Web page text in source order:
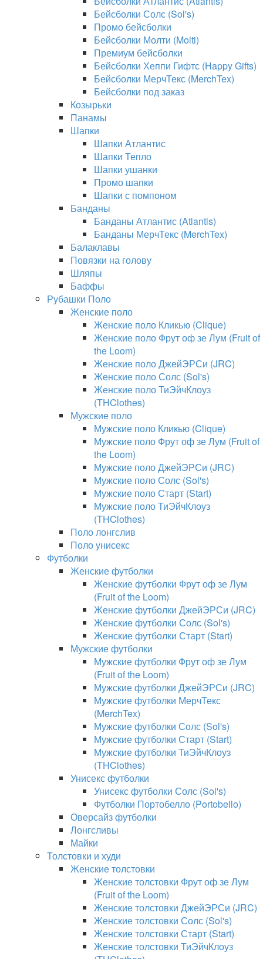
Бейсболки Солс (Sol's)
Промо бейсболки
Бейсболки Молти (Molti)
Премиум бейсболки
Бейсболки Хеппи Гифтс (Happy Gifts)
Бейсболки МерчТекс (MerchTex)
Бейсболки под заказ
Козырьки
Панамы
Шапки
Шапки Атлантис
Шапки Тепло
Шапки ушанки
Промо шапки
Шапки с помпоном
Банданы
Банданы Атлантис (Atlantis)
Банданы МерчТекс (MerchTex)
Балаклавы
Повязки на голову
Шляпы
Баффы
Рубашки Поло
Женские поло
Женские поло Кликью (Clique)
Женские поло Фрут оф зе Лум (Fruit of
the Loom)
Женские поло ДжейЭРСи (JRC)
Женские поло Солс (Sol's)
Женские поло ТиЭйчКлоуз
(THClothes)
Мужские поло
Мужские поло Кликью (Clique)
Мужские поло Фрут оф зе Лум (Fruit of
the Loom)
Мужские поло ДжейЭРСи (JRC)
Мужские поло Солс (Sol's)
Мужские поло Старт (Start)
Мужские поло ТиЭйчКлоуз
(THClothes)
Поло лонгслив
Поло унисекс
Футболки
Женские футболки
Женские футболки Фрут оф зе Лум
(Fruit of the Loom)
Женские футболки ДжейЭРСи (JRC)
Женские футболки Солс (Sol's)
Женские футболки Старт (Start)
Мужские футболки
Мужские футболки Фрут оф зе Лум
(Fruit of the Loom)
Мужские футболки ДжейЭРСи (JRC)
Мужские футболки МерчТекс
(MerchTex)
Мужские футболки Солс (Sol's)
Мужские футболки Старт (Start)
Мужские футболки ТиЭйчКлоуз
(THClothes)
Унисекс футболки
Унисекс футболки Солс (Sol's)
Футболки Портобелло (Portobello)
Оверсайз футболки
Лонгсливы
Майки
Толстовки и худи
Женские толстовки
Женские толстовки Фрут оф зе Лум
(Fruit of the Loom)
Женские толстовки ДжейЭРСи (JRC)
Женские толстовки Солс (Sol's)
Женские толстовки Старт (Start)
Женские толстовки ТиЭйчКлоуз